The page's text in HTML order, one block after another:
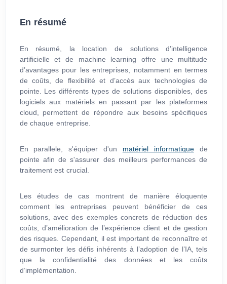
En résumé
En résumé, la location de solutions d’intelligence
artificielle et de machine learning offre une multitude
d’avantages pour les entreprises, notamment en termes
de coûts, de flexibilité et d’accès aux technologies de
pointe. Les différents types de solutions disponibles, des
logiciels aux matériels en passant par les plateformes
cloud, permettent de répondre aux besoins spécifiques
de chaque entreprise.
En parallele, s'équiper d'un matériel informatiquede
pointe afin de s'assurer des meilleurs performances de
traitement est crucial.
Les études de cas montrent de manière éloquente
comment les entreprises peuvent bénéficier de ces
solutions, avec des exemples concrets de réduction des
coûts, d’amélioration de l’expérience client et de gestion
des risques. Cependant, il est important de reconnaître et
de surmonter les défis inhérents à l’adoption de l’IA, tels
que la confidentialité des données et les coûts
d’implémentation.